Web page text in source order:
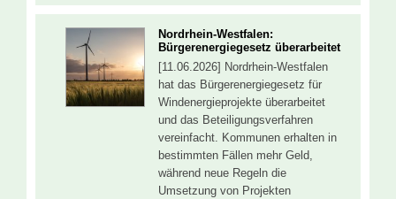
Nordrhein-Westfalen:
Bürgerenergiegesetz überarbeitet
[11.06.2026] Nordrhein-Westfalen
hat das Bürgerenergiegesetz für
Windenergieprojekte überarbeitet
und das Beteiligungsverfahren
vereinfacht. Kommunen erhalten in
bestimmten Fällen mehr Geld,
während neue Regeln die
Umsetzung von Projekten